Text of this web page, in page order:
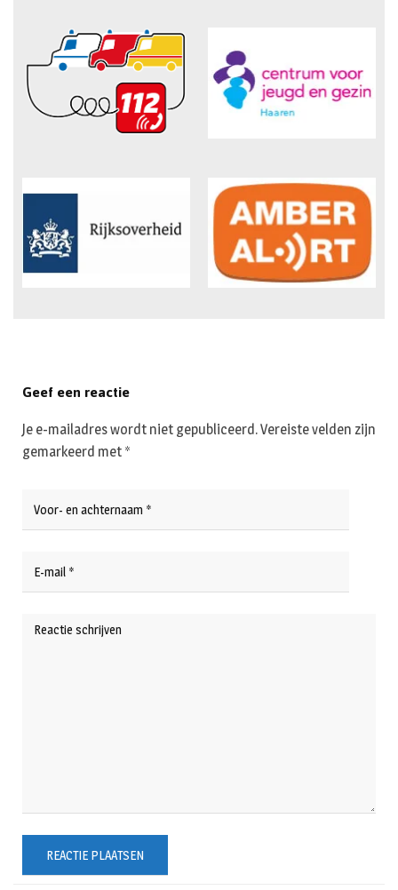
Geef een reactie
Je e-mailadres wordt niet gepubliceerd.Vereiste velden zijn
gemarkeerd met *